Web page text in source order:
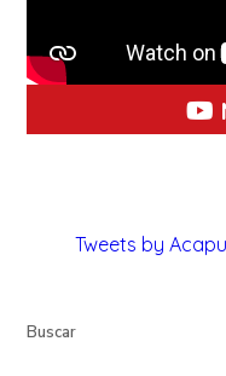
Tweets by
Buscar